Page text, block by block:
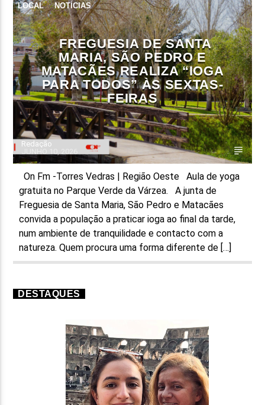
LOCAL NOTÍCIAS
FREGUESIA DE SANTA
MARIA, SÃO PEDRO E
MATACÃES REALIZA “IOGA
PARA TODOS” ÀS SEXTAS-
FEIRAS
Redação
On Fm -Torres Vedras | Região Oeste Aula de yoga
gratuita no Parque Verde da Várzea. A junta de
Freguesia de Santa Maria, São Pedro e Matacães
convida a população a praticar ioga ao final da tarde,
num ambiente de tranquilidade e contacto com a
natureza. Quem procura uma forma diferente de […]
DESTAQUES